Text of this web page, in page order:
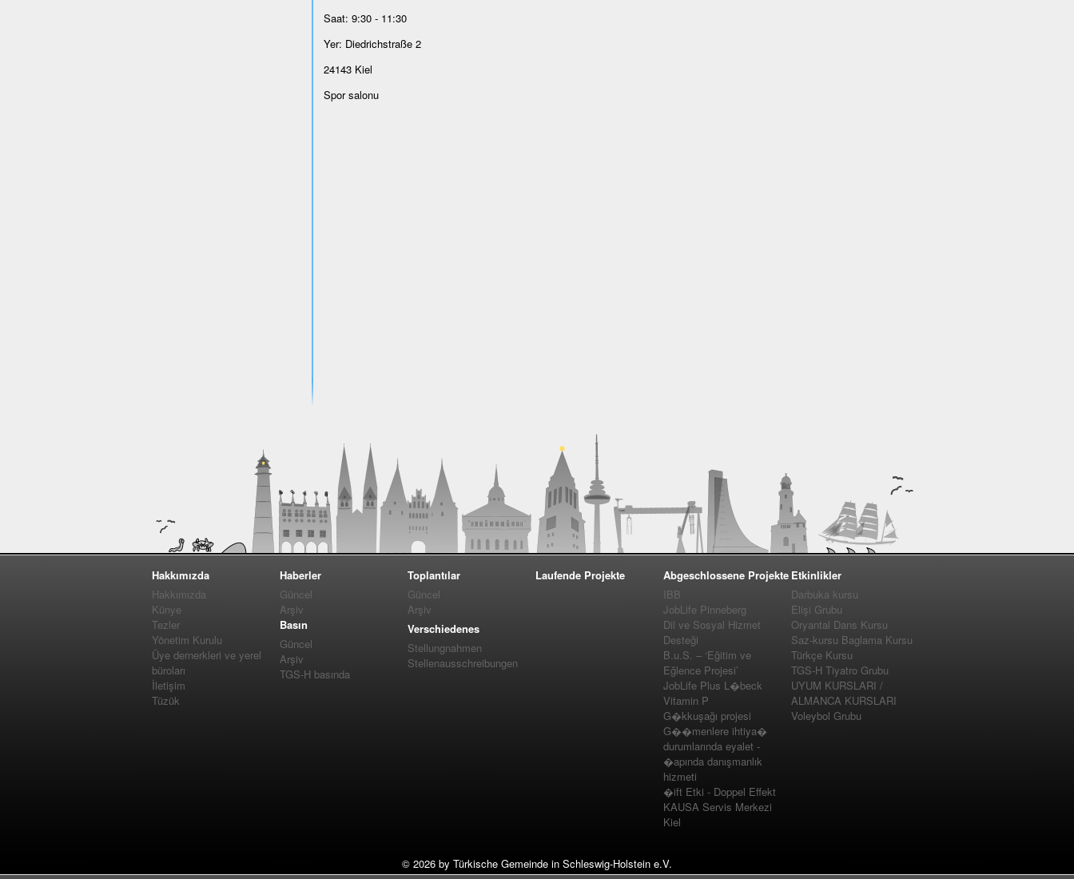
Saat: 9:30 - 11:30
Yer: Diedrichstraße 2
24143 Kiel
Spor salonu
Hakkımızda
Hakkımızda
Künye
Tezler
Yönetim Kurulu
Üye dernerkleri ve yerel
büroları
İletişim
Tüzük
Haberler
Güncel
Arşiv
Basın
Güncel
Arşiv
TGS-H basında
Toplantılar
Güncel
Arşiv
Verschiedenes
Stellungnahmen
Stellenausschreibungen
Laufende Projekte
Abgeschlossene Projekte
IBB
JobLife Pinneberg
Dil ve Sosyal Hizmet
Desteği
B.u.S. – ‘Eğitim ve
Eğlence Projesi’
JobLife Plus L�beck
Vitamin P
G�kkuşağı projesi
G��menlere ihtiya�
durumlarında eyalet -
�apında danışmanlık
hizmeti
�ift Etki - Doppel Effekt
KAUSA Servis Merkezi
Kiel
Etkinlikler
Darbuka kursu
Elişi Grubu
Oryantal Dans Kursu
Saz-kursu Baglama Kursu
Türkçe Kursu
TGS-H Tiyatro Grubu
UYUM KURSLARI /
ALMANCA KURSLARI
Voleybol Grubu
© 2026 by Türkische Gemeinde in Schleswig-Holstein e.V.